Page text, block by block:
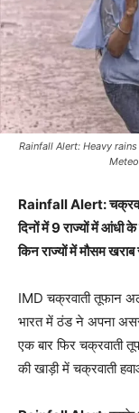
Rainfall Alert: Heavy
Rainfall Alert:
दिनों में 9 राज्यों में आंधी
किन राज्यों में मौसम
IMD चक्रवाती तूफान
भारत में ठंड ने अपना
एक बार फिर चक्रवाती
की खाड़ी में चक्रवाती